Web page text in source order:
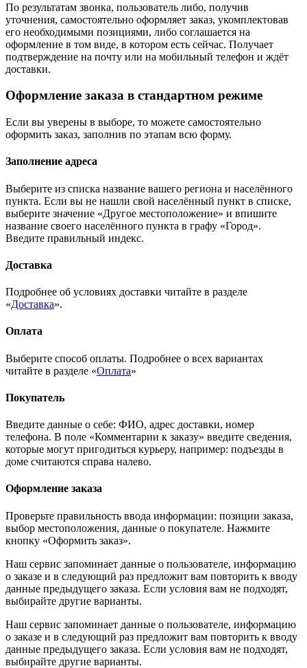
По результатам звонка, пользователь либо, получив
уточнения, самостоятельно оформляет заказ, укомплектовав
его необходимыми позициями, либо соглашается на
оформление в том виде, в котором есть сейчас. Получает
подтверждение на почту или на мобильный телефон и ждёт
доставки.
Оформление заказа в стандартном режиме
Если вы уверены в выборе, то можете самостоятельно
оформить заказ, заполнив по этапам всю форму.
Заполнение адреса
Выберите из списка название вашего региона и населённого
пункта. Если вы не нашли свой населённый пункт в списке,
выберите значение «Другое местоположение» и впишите
название своего населённого пункта в графу «Город».
Введите правильный индекс.
Доставка
Подробнее об условиях доставки читайте в разделе
«Доставка».
Оплата
Выберите способ оплаты. Подробнее о всех вариантах
читайте в разделе «Оплата»
Покупатель
Введите данные о себе: ФИО, адрес доставки, номер
телефона. В поле «Комментарии к заказу» введите сведения,
которые могут пригодиться курьеру, например: подъезды в
доме считаются справа налево.
Оформление заказа
Проверьте правильность ввода информации: позиции заказа,
выбор местоположения, данные о покупателе. Нажмите
кнопку «Оформить заказ».
Наш сервис запоминает данные о пользователе, информацию
о заказе и в следующий раз предложит вам повторить к вводу
данные предыдущего заказа. Если условия вам не подходят,
выбирайте другие варианты.
Наш сервис запоминает данные о пользователе, информацию
о заказе и в следующий раз предложит вам повторить к вводу
данные предыдущего заказа. Если условия вам не подходят,
выбирайте другие варианты.